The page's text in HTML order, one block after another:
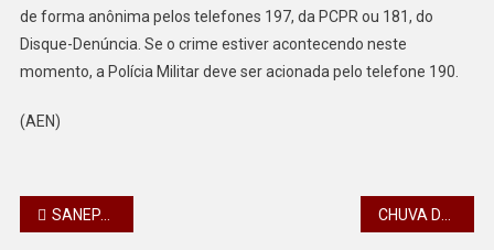
de forma anônima pelos telefones 197, da PCPR ou 181, do
Disque-Denúncia. Se o crime estiver acontecendo neste
momento, a Polícia Militar deve ser acionada pelo telefone 190.
(AEN)
Navegação
SANEPAR LANÇA PROGRAMA PARA REGULARIZAÇÃO DE DÉBITOS